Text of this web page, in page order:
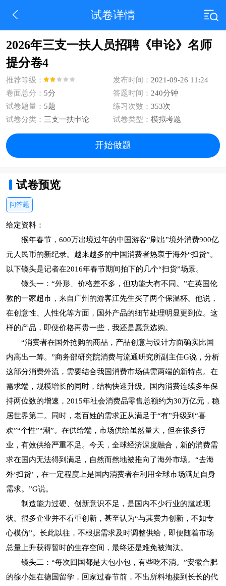
试卷详情
2026年三支一扶人员招聘《申论》名师
提分卷4
推荐等级： 发布时间： 2021-09-26 11:24
卷面总分： 5分 答题时间： 240分钟
试卷题量： 5题 练习次数： 353次
试卷分类： 三支一扶申论 试卷类型： 模拟考题
开始做题
试卷预览
问答题
给定资料：
猴年春节，600万出境过年的中国游客“刷出”境外消费900亿
元人民币的新纪录。越来越多的中国消费者热衷于海外“扫货”。
以下镜头是记者在2016年春节期间拍下的几个“扫货”场景。
镜头一：“外形、价格差不多，但功能大有不同。”在英国伦
敦的一家超市，来自广州的游客江先生买了两个保温杯。他说，
在创意性、人性化等方面，国外产品的细节处理明显更到位。这
样的产品，即便价格再贵一些，我还是愿意选购。
“消费者在国外抢购的商品，产品创意与设计方面确实比国
内高出一筹。”商务部研究院消费与流通研究所副主任G说，分析
这部分消费外流，需要结合我国消费市场供需两端的新特点。在
需求端，规模增长的同时，结构快速升级。国内消费连续多年保
持两位数的增速，2015年社会消费品零售总额约为30万亿元，稳
居世界第二。同时，老百姓的需求正从满足于“有”升级到“喜
欢”“个性”“潮”。在供给端，市场供给虽然量大，但在很多行
业，有效供给严重不足。今天，全球经济深度融合，新的消费需
求在国内无法得到满足，自然而然地被推向了海外市场。“去海
外‘扫货’，在一定程度上是国内消费者在利用全球市场满足自身
需求。”G说。
制造能力过硬、创新意识不足，是国内不少行业的尴尬现
状。很多企业并不看重创新，甚至认为“与其费力创新，不如专
心模仿”。长此以往，不根据需求及时调整供给，即便随着市场
总量上升获得暂时的生存空间，最终还是难免被淘汰。
镜头二：“每次回国都是大包小包，有些吃不消。”安徽合肥
的徐小姐在德国留学，回家过春节前，不出所料地接到长长的代